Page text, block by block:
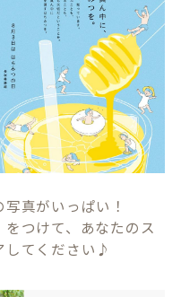
真がいっぱい！
をつけて、あなたのス
してください♪